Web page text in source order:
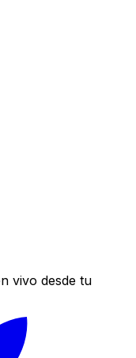
vivo desde tu